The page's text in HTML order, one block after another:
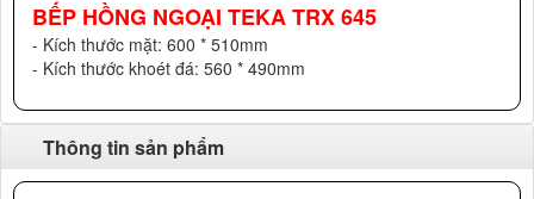
BẾP HỒNG NGOẠI TEKA TRX 645
- Kích thước mặt: 600 * 510mm
- Kích thước khoét đá: 560 * 490mm
Thông tin sản phẩm